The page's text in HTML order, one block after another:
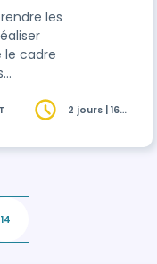
les
le cadre
dans
2 jours | 16
14